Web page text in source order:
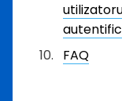
FAQ